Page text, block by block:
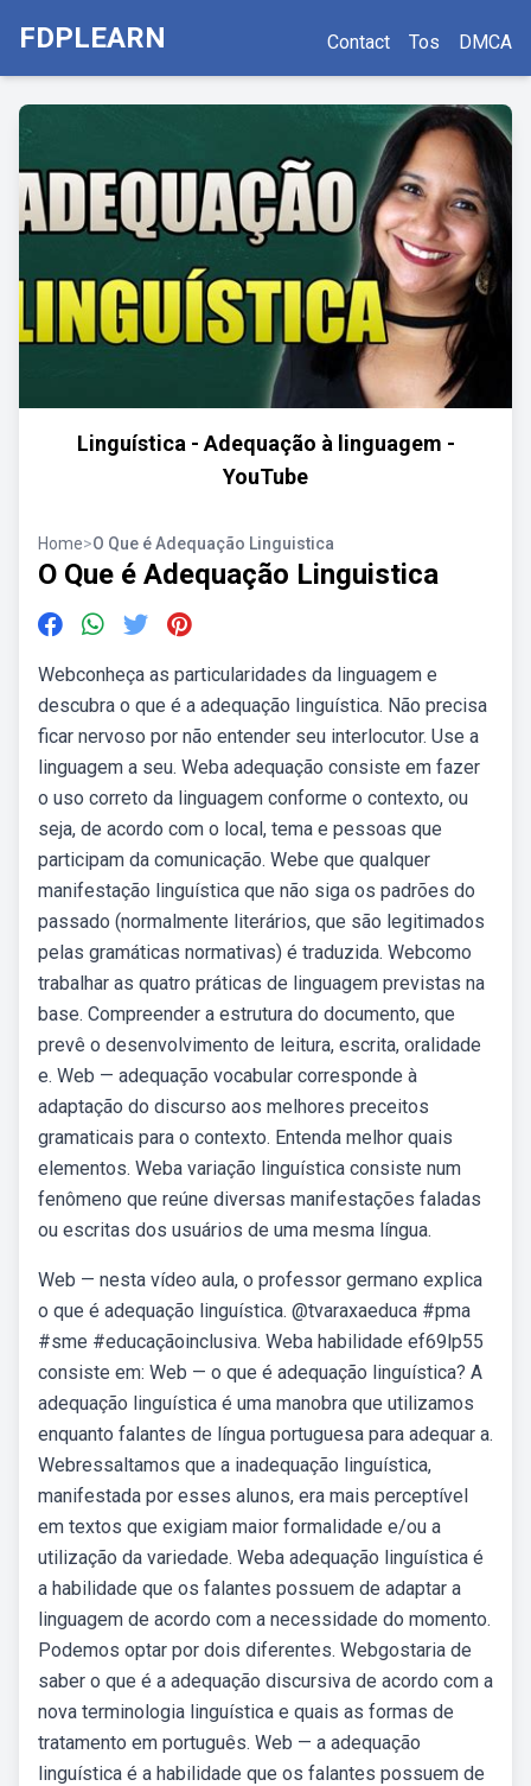
FDPLEARN Contact Tos DMCA
Linguística - Adequação à linguagem -
YouTube
Home>O Que é Adequação Linguistica
O Que é Adequação Linguistica
Webconheça as particularidades da linguagem e
descubra o que é a adequação linguística. Não precisa
ficar nervoso por não entender seu interlocutor. Use a
linguagem a seu. Weba adequação consiste em fazer
o uso correto da linguagem conforme o contexto, ou
seja, de acordo com o local, tema e pessoas que
participam da comunicação. Webe que qualquer
manifestação linguística que não siga os padrões do
passado (normalmente literários, que são legitimados
pelas gramáticas normativas) é traduzida. Webcomo
trabalhar as quatro práticas de linguagem previstas na
base. Compreender a estrutura do documento, que
prevê o desenvolvimento de leitura, escrita, oralidade
e. Web — adequação vocabular corresponde à
adaptação do discurso aos melhores preceitos
gramaticais para o contexto. Entenda melhor quais
elementos. Weba variação linguística consiste num
fenômeno que reúne diversas manifestações faladas
ou escritas dos usuários de uma mesma língua.
Web — nesta vídeo aula, o professor germano explica
o que é adequação linguística. @tvaraxaeduca #pma
#sme #educaçãoinclusiva. Weba habilidade ef69lp55
consiste em: Web — o que é adequação linguística? A
adequação linguística é uma manobra que utilizamos
enquanto falantes de língua portuguesa para adequar a.
Webressaltamos que a inadequação linguística,
manifestada por esses alunos, era mais perceptível
em textos que exigiam maior formalidade e/ou a
utilização da variedade. Weba adequação linguística é
a habilidade que os falantes possuem de adaptar a
linguagem de acordo com a necessidade do momento.
Podemos optar por dois diferentes. Webgostaria de
saber o que é a adequação discursiva de acordo com a
nova terminologia linguística e quais as formas de
tratamento em português. Web — a adequação
linguística é a habilidade que os falantes possuem de